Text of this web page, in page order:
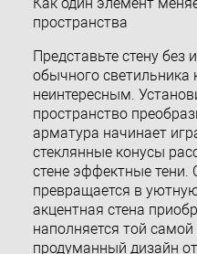
Как один элемент
пространства
Представьте стену
обычного светильника
неинтересным.
пространство
арматура начинает
стеклянные конусы
стене эффектные тени.
превращается в
акцентная стена
наполняется той
продуманный дизайн